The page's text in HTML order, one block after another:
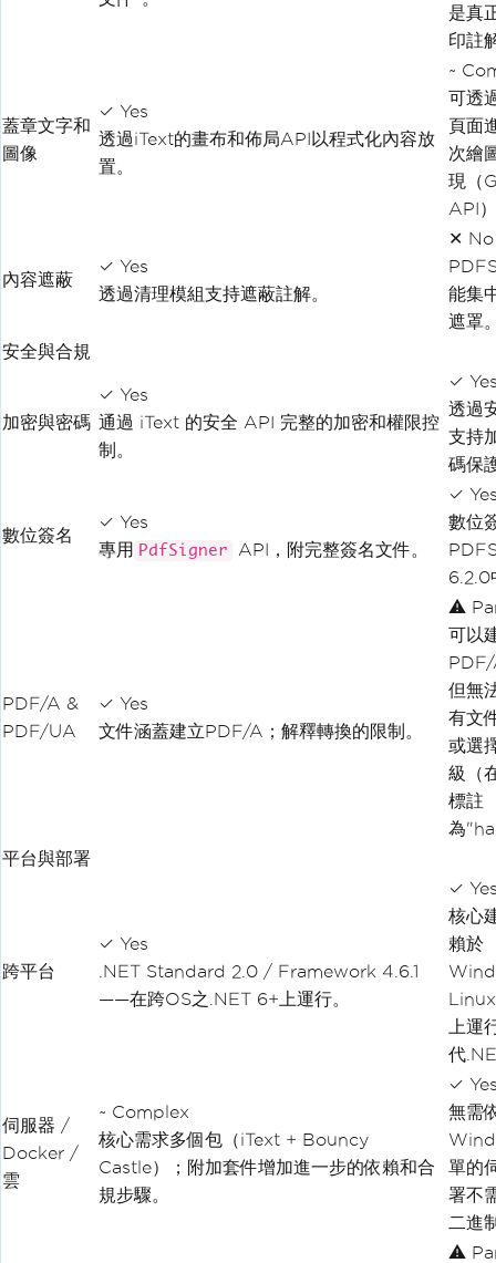
是真
印註
蓋章文字和
圖像
✓ Yes
透過iText的畫布和佈局API以程式化內容放
置。
~
可透
頁面
次繪
現（
API
內容遮蔽
✓ Yes
透過清理模組支持遮蔽註解。
✕ No
能集
遮罩
安全與合規
加密與密碼
✓ Yes
通過 iText 的安全 API 完整的加密和權限控
制。
✓
透過
支持
碼保
數位簽名
✓ Yes
專用 PdfSigner API，附完整簽名文件。
✓
數位
6.2.0
PDF/A &
PDF/UA
✓ Yes
文件涵蓋建立PDF/A；解釋轉換的限制。
⚠
可以
PDF/
但無
有文
或選
級（
標註
為
平台與部署
跨平台
✓ Yes
.NET Standard 2.0 / Framework 4.6.1
——在跨OS之.NET 6+上運行。
✓
核心
賴於
上運
代
伺服器 /
Docker /
雲
~ Complex
核心需求多個包（iText + Bouncy
Castle）；附加套件增加進一步的依賴和合
規步驟。
✓
無需
單的
署不
二進
⚠